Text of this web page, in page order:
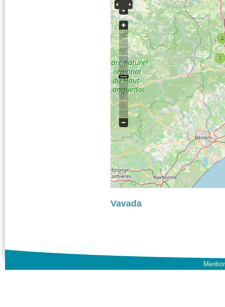
2
2
4
4
Vavada